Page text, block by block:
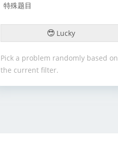
特殊题目
Lucky
Pick a problem randomly based on
the current filter.